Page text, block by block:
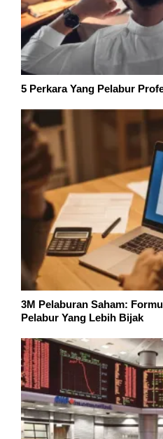
5 Perkara Yang Pelabur
3M Pelaburan Saham:
Pelabur Yang Lebih Bijak